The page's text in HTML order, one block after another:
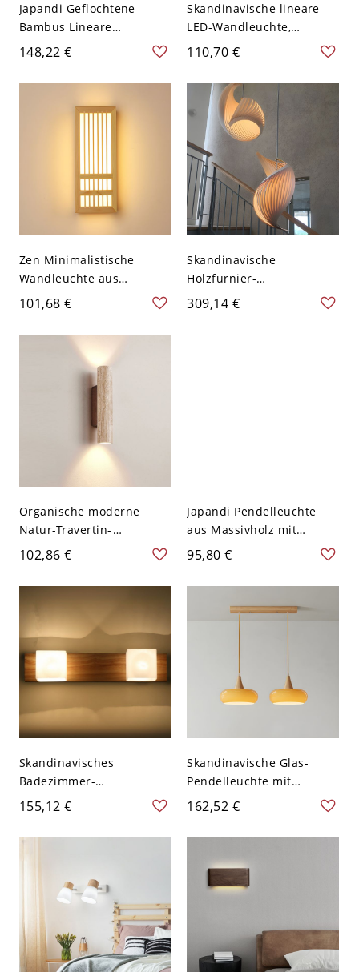
Japandi Geflochtene
Bambus Lineare
Pendelleuchte,
Wellenförmige 2-Licht
Leuchte für Esstisch Insel
148,22 €
Skandinavische lineare
LED-Wandleuchte,
minimalistische
Holzmaserung-Barleuchte
für Schlafzimmer Flur
Waschtisch - 110V-120V
60,96 cm 2 Weißlicht
110,70 €
Zen Minimalistische
Wandleuchte aus
Massivholz, Japandi LED-
Wandlampe mit
Pergamentschirm für Flur
- 110V-120V 30,48 cm
101,68 €
Skandinavische
Holzfurnier-
Pendelleuchte, organische
gebogene Hängelampe
309,14 €
Organische moderne
Natur-Travertin-
Wandleuchte, zylindrische
Steineinrichtung für Flur
oder Schlafzimmer - 110V-
120V 27,94 cm
102,86 €
Japandi Pendelleuchte
aus Massivholz mit
mattiertem Glasglobus &
verstellbarem Kabel für
Esszimmer Küche - 110V-
120V Topfdeckel 2
95,80 €
Skandinavisches
Badezimmer-
Waschtischlicht aus
drehbaren, mattierten
155,12 €
Skandinavische Glas-
Pendelleuchte mit
massivem Holzoberteil,
für Kücheninsel
Orange 49,53 cm
162,52 €